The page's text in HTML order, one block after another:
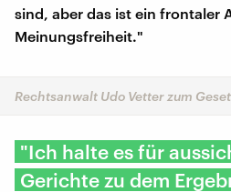
sind, aber das ist ein frontaler
Meinungsfreiheit."
Rechtsanwalt Udo Vetter zum
"Ich halte es für
Gerichte zu dem